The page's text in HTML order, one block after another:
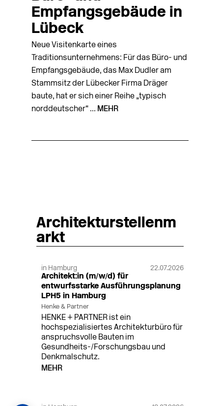
Empfangsgebäude in
Lübeck
Neue Visitenkarte eines
Traditionsunternehmens: Für das Büro- und
Empfangsgebäude, das Max Dudler am
Stammsitz der Lübecker Firma Dräger
baute, hat er sich einer Reihe „typisch
norddeutscher“ ... MEHR
Architekturstellenm
arkt
in Hamburg 22.07.2026
Architekt:in (m/w/d) für
entwurfsstarke Ausführungsplanung
LPH5 in Hamburg
Henke & Partner
HENKE + PARTNER ist ein
hochspezialisiertes Architekturbüro für
anspruchsvolle Bauten im
Gesundheits-/Forschungsbau und
Denkmalschutz.
MEHR